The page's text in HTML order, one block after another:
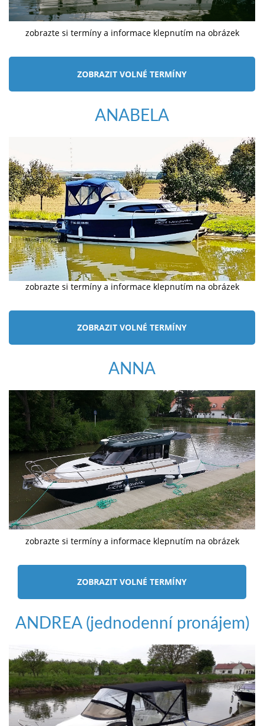
zobrazte si termíny a informace klepnutím na obrázek
ZOBRAZIT VOLNÉ TERMÍNY
ANABELA
zobrazte si termíny a informace klepnutím na obrázek
ZOBRAZIT VOLNÉ TERMÍNY
ANNA
zobrazte si termíny a informace klepnutím na obrázek
ZOBRAZIT VOLNÉ TERMÍNY
ANDREA (jednodenní pronájem)